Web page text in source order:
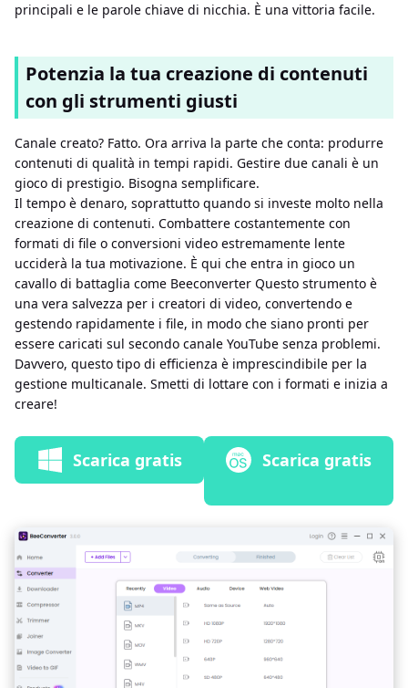
principali e le parole chiave di nicchia. È una vittoria facile.
Potenzia la tua creazione di contenuti
con gli strumenti giusti
Canale creato? Fatto. Ora arriva la parte che conta: produrre
contenuti di qualità in tempi rapidi. Gestire due canali è un
gioco di prestigio. Bisogna semplificare.
Il tempo è denaro, soprattutto quando si investe molto nella
creazione di contenuti. Combattere costantemente con
formati di file o conversioni video estremamente lente
ucciderà la tua motivazione. È qui che entra in gioco un
cavallo di battaglia come Beeconverter Questo strumento è
una vera salvezza per i creatori di video, convertendo e
gestendo rapidamente i file, in modo che siano pronti per
essere caricati sul secondo canale YouTube senza problemi.
Davvero, questo tipo di efficienza è imprescindibile per la
gestione multicanale. Smetti di lottare con i formati e inizia a
creare!
Scarica gratis Scarica gratis